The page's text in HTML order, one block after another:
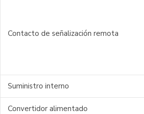
Contacto de señalización remota
Suministro interno
Convertidor alimentado